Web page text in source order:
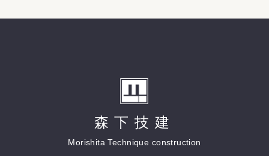
森下技建
Morishita Technique construction